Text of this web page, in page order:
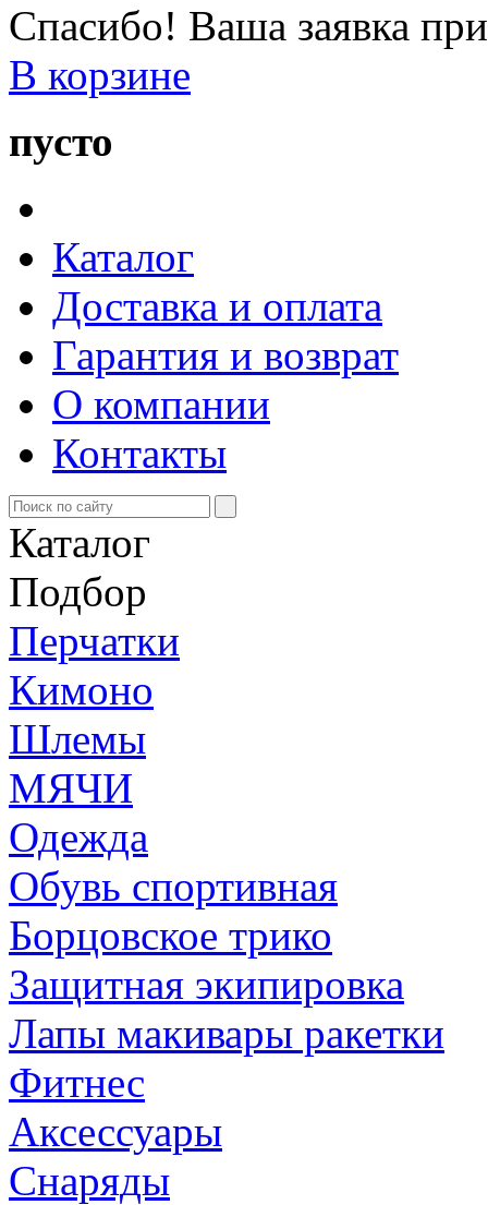
Спасибо! Ваша заявка
В корзине
пусто
Каталог
Доставка и оплата
Гарантия и возврат
О компании
Контакты
Каталог
Подбор
Перчатки
Кимоно
Шлемы
МЯЧИ
Одежда
Обувь спортивная
Борцовское трико
Защитная экипировка
Лапы макивары ракетки
Фитнес
Аксессуары
Снаряды